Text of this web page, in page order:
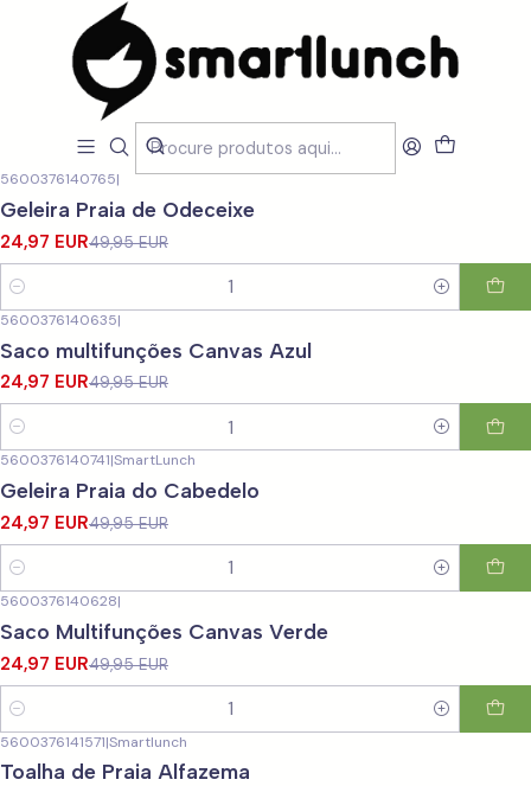
LOJA Outdoor
Outdoor
Filtros
DESCONTO
5600376140765|
Geleira Praia de Odeceixe
24,97 EUR49,95 EUR
Quantidade
-50% DESCONTO
5600376140635|
Saco multifunções Canvas Azul
24,97 EUR49,95 EUR
Quantidade
DESCONTO
5600376140741|SmartLunch
Geleira Praia do Cabedelo
24,97 EUR49,95 EUR
Quantidade
DESCONTO
5600376140628|
Saco Multifunções Canvas Verde
24,97 EUR49,95 EUR
Quantidade
-50% DESCONTO
5600376141571|Smartlunch
Toalha de Praia Alfazema